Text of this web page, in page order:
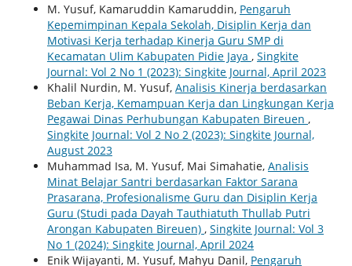
M. Yusuf, Kamaruddin Kamaruddin, Pengaruh
Kepemimpinan Kepala Sekolah, Disiplin Kerja dan
Motivasi Kerja terhadap Kinerja Guru SMP di
Kecamatan Ulim Kabupaten Pidie Jaya , Singkite
Journal: Vol 2 No 1 (2023): Singkite Journal, April 2023
Khalil Nurdin, M. Yusuf, Analisis Kinerja berdasarkan
Beban Kerja, Kemampuan Kerja dan Lingkungan Kerja
Pegawai Dinas Perhubungan Kabupaten Bireuen ,
Singkite Journal: Vol 2 No 2 (2023): Singkite Journal,
August 2023
Muhammad Isa, M. Yusuf, Mai Simahatie, Analisis
Minat Belajar Santri berdasarkan Faktor Sarana
Prasarana, Profesionalisme Guru dan Disiplin Kerja
Guru (Studi pada Dayah Tauthiatuth Thullab Putri
Arongan Kabupaten Bireuen) , Singkite Journal: Vol 3
No 1 (2024): Singkite Journal, April 2024
Enik Wijayanti, M. Yusuf, Mahyu Danil, Pengaruh